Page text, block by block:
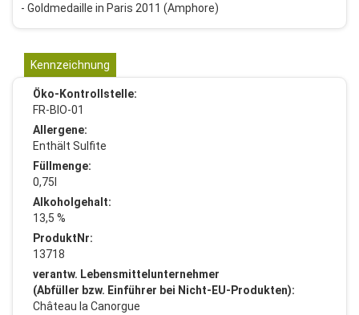
- Goldmedaille in Paris 2011 (Amphore)
Kennzeichnung
Öko-Kontrollstelle:
FR-BIO-01
Allergene:
Enthält Sulfite
Füllmenge:
0,75l
Alkoholgehalt:
13,5 %
ProduktNr:
13718
verantw. Lebensmittelunternehmer
(Abfüller bzw. Einführer bei Nicht-EU-Produkten):
Château la Canorgue